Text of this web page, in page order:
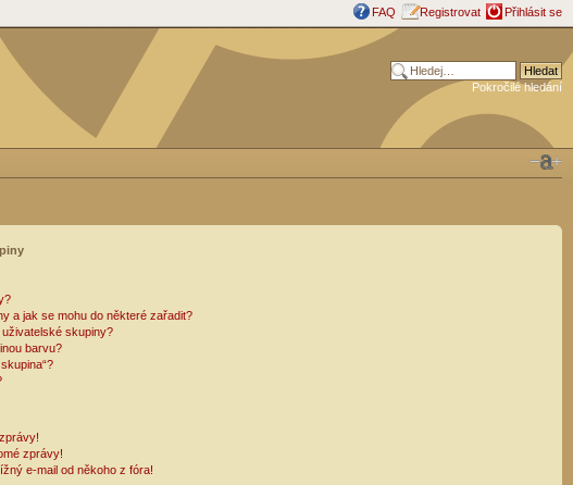
FAQ Registrovat Přihlásit se
Pokročilé hledání
a jak se mohu do některé zařadit?
skupiny?
barvu?
zprávy!
e-mail od někoho z fóra!